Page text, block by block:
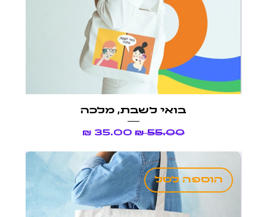
בואי לשבת, מלכה
מחיר רגילמחיר מבצע
הוספה לסל